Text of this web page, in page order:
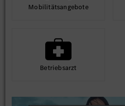
Mobilitäts­angebote
Betriebs­arzt